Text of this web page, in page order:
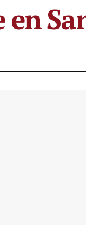
en